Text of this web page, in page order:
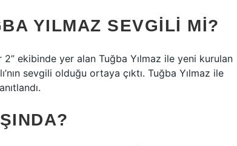
YILMAZ SEVGILI MI?
2” ekibinde yer alan Tuğba Yılmaz ile yeni kurulan
sevgili olduğu ortaya çıktı. Tuğba Yılmaz ile